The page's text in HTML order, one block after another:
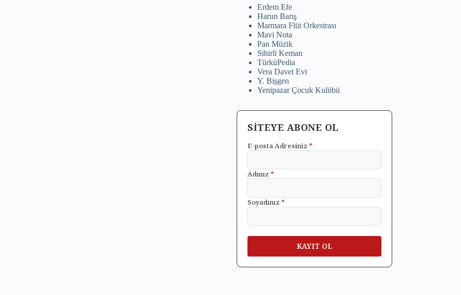
Erdem Efe
Harun Barış
Marmara Flüt Orkestrası
Mavi Nota
Pan Müzik
Sihirli Keman
TürküPedia
Vera Davet Evi
Y. Bişgen
Yenipazar Çocuk Kulübü
SİTEYE ABONE OL
E-posta Adresiniz*
Adınız*
Soyadınız*